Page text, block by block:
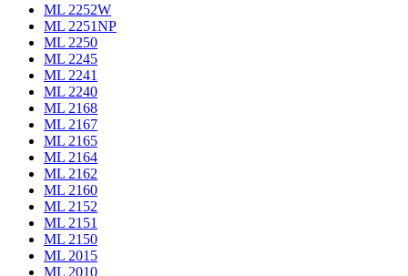
ML 2252W
ML 2251NP
ML 2250
ML 2245
ML 2241
ML 2240
ML 2168
ML 2167
ML 2165
ML 2164
ML 2162
ML 2160
ML 2152
ML 2151
ML 2150
ML 2015
ML 2010